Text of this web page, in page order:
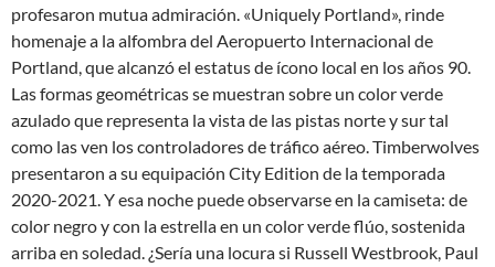
profesaron mutua admiración. «Uniquely Portland», rinde
homenaje a la alfombra del Aeropuerto Internacional de
Portland, que alcanzó el estatus de ícono local en los años 90.
Las formas geométricas se muestran sobre un color verde
azulado que representa la vista de las pistas norte y sur tal
como las ven los controladores de tráfico aéreo. Timberwolves
presentaron a su equipación City Edition de la temporada
2020-2021. Y esa noche puede observarse en la camiseta: de
color negro y con la estrella en un color verde flúo, sostenida
arriba en soledad. ¿Sería una locura si Russell Westbrook, Paul